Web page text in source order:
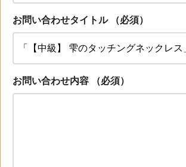
お問い合わせタイトル （必須）
お問い合わせ内容 （必須）